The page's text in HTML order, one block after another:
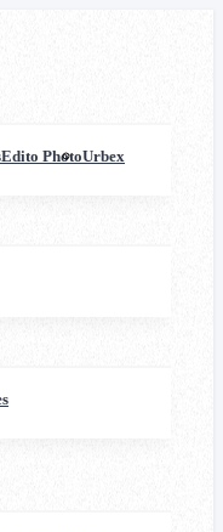
Edito PhotoUrbex